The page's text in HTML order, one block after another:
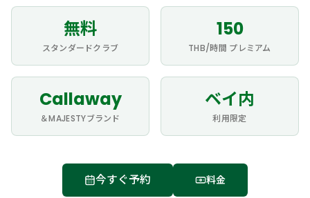
無料
スタンダードクラブ
150
THB/時間 プレミアム
Callaway
＆MAJESTYブランド
ベイ内
利用限定
今すぐ予約 料金